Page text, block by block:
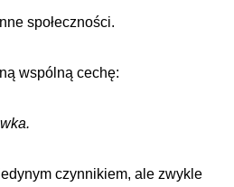
społeczności.
wspólną cechę:
czynnikiem, ale zwykle